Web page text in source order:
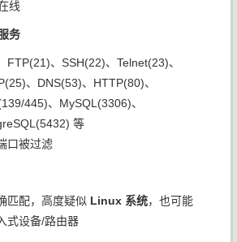
线
务
FTP(21)、SSH(22)、Telnet(23)、
、DNS(53)、HTTP(80)、
445)、MySQL(3306)、
等
口被过滤
匹配，高度疑似 Linux 系统，也可能
式设备/路由器